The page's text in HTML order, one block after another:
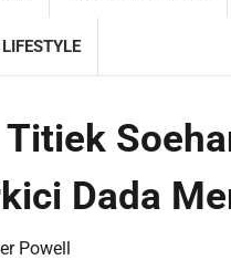
Dada
Powell